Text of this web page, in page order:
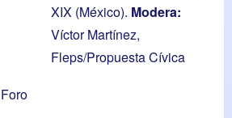
XIX (México). Modera:
Víctor Martínez,
Fleps/Propuesta Cívica